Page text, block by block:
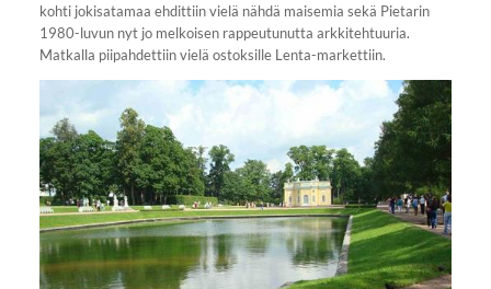
kohti jokisatamaa ehdittiin vielä nähdä maisemia sekä Pietarin
1980-luvun nyt jo melkoisen rappeutunutta arkkitehtuuria.
Matkalla piipahdettiin vielä ostoksille Lenta-markettiin.